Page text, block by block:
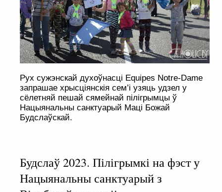
Рух сужэнскай духоўнасці Equipes Notre-Dame
запрашае хрысціянскія сем’і узяць удзел у
сёлетняй пешай сямейнай пілігрымцы ў
Нацыянальны санктуарый Маці Божай
Будслаўскай.
Будслаў 2023. Пілігрымкі на фэст у
Нацыянальны санктуарый з